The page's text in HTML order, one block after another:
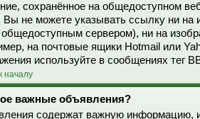
сохранённое на общедоступном
Вы не можете указывать ссылку ни
общедоступным сервером), ни на
на почтовые ящики Hotmail или
используйте в сообщениях тег
началу
важные объявления?
содержат важную информацию,